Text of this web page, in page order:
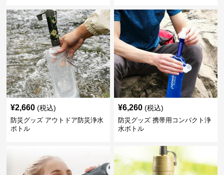
¥2,660 (税込)
防災グッズ アウトドア防災浄水
ボトル
¥6,260 (税込)
防災グッズ 携帯用コンパクト浄
水ボトル